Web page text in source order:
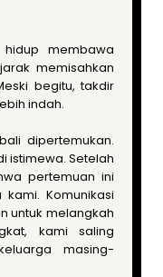
membawa
memisahkan
begitu, takdir
indah.
dipertemukan.
istimewa. Setelah
pertemuan ini
Komunikasi
untuk melangkah
kami saling
masing-